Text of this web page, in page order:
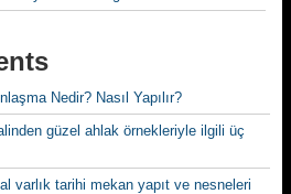
Nedir? Nasıl Yapılır?
güzel ahlak örnekleriyle ilgili üç
varlık tarihi mekan yapıt ve nesneleri